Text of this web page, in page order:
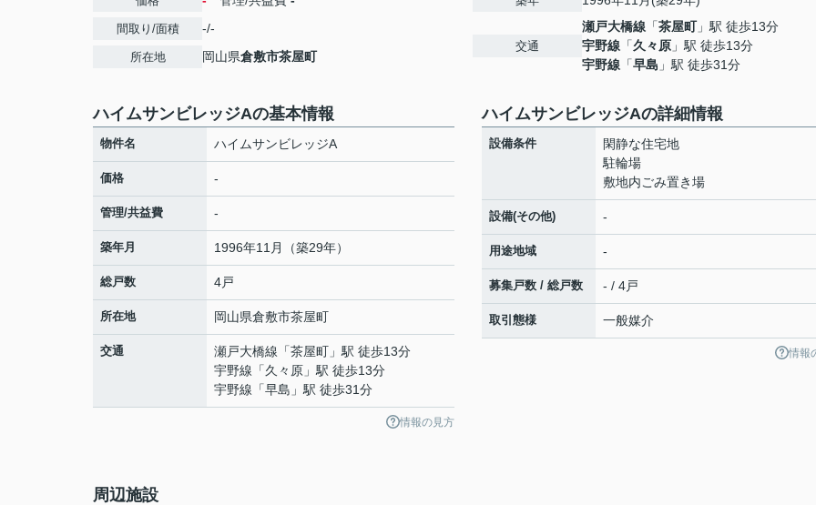
間取り/面積 -/-
所在地 岡山県倉敷市茶屋町
交通
瀬戸大橋線 「茶屋町」駅 徒歩13分
宇野線 「久々原 」駅 徒歩13分
宇野線 「早島 」駅 徒歩31分
ハイムサンビレッジAの基本情報
物件名 ハイムサンビレッジA
価格 -
管理/共益費 -
築年月 1996年11月（築29年）
総戸数 4戸
所在地 岡山県倉敷市茶屋町
交通 瀬戸大橋線 「茶屋町 」駅 徒歩13分
宇野線 「久々原 」駅 徒歩13分
宇野線 「早島 」駅 徒歩31分
情報の見方
ハイムサンビレッジAの詳細情報
設備条件
閑静な住宅地
駐輪場
敷地内ごみ置き場
設備(その他) -
用途地域 -
募集戸数 / 総戸数 - / 4戸
取引態様 一般媒介
情報
周辺施設